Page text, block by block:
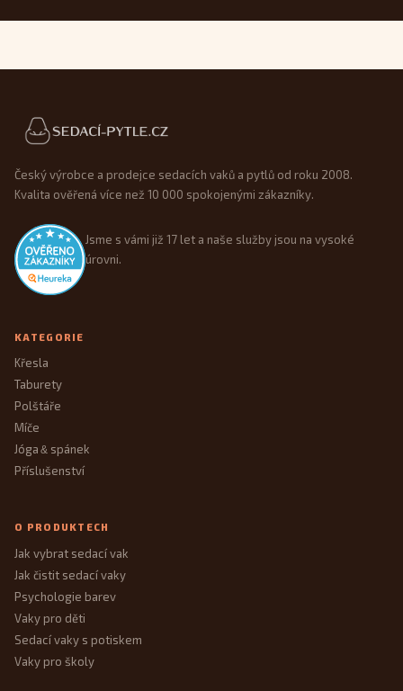
Patička webu
Český výrobce a prodejce sedacích vaků a pytlů od roku 2008.
Kvalita ověřená více než 10 000 spokojenými zákazníky.
Jsme s vámi již 17 let a naše služby jsou na vysoké
úrovni.
KATEGORIE
Křesla
Taburety
Polštáře
Míče
Jóga&spánek
Příslušenství
O PRODUKTECH
Jak vybrat sedací vak
Jak čistit sedací vaky
Psychologie barev
Vaky pro děti
Sedací vaky s potiskem
Vaky pro školy